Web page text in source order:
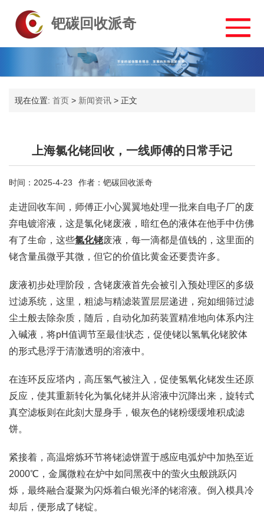
钯碳回收派奇
现在位置: 首页 > 新闻资讯 > 正文
上海氯化铑回收，一线师傅的日常手记
时间：2025-4-23 作者：钯碳回收派奇
走进回收车间，师傅正小心翼翼地处理一批来自电子厂的废
弃电镀溶液，这是氯化铑废液，暗红色的液体在他手中仿佛
有了生命，这些氯化铑废液，每一滴都是值钱的，这里面的
铑含量虽微乎其微，但它的价值比黄金还要贵许多。
废液初步处理阶段，含铑废液首先会被引入预处理区的多级
过滤系统，这里，粗滤与精滤装置层层递进，宛如细筛过滤
尘土般去除杂质，随后，自动化加药装置精准地向体系内注
入碱液，将pH值调节至最佳状态，促使铑以氢氧化铑胶体
的形式悬浮于清澈透明的溶液中。
在连环反应塔内，高压氢气被注入，促使氢氧化铑发生还原
反应，使其重新转化为氯化铑并从溶液中沉降出来，旋转式
真空滤板则在此刻大显身手，银灰色的铑粉缓缓堆积成滤
饼。
紧接着，高温熔炼环节将铑滤饼置于感应电弧炉中加热至近
2000℃，金属微粒在炉中如同黑夜中的萤火虫般跳跃闪
烁，最终融合凝聚为闪烁着白银光泽的铑溶液。倒入模具冷
却后，便形成了铑锭。